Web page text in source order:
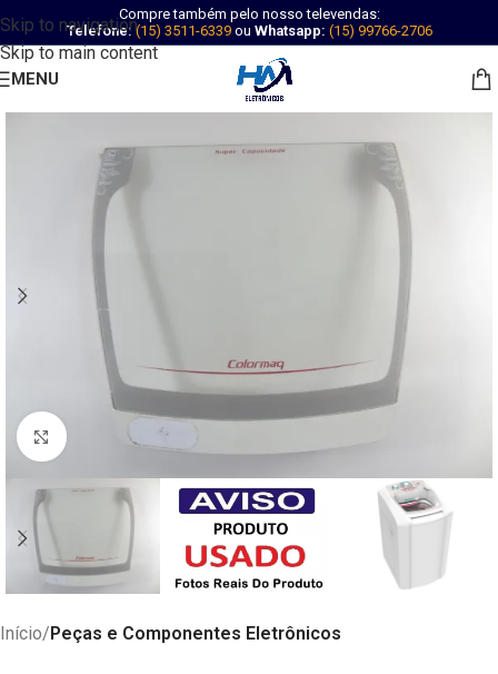
Skip to navigation
Skip to main content
Compre também pelo nosso televendas:
Telefone: (15) 3511-6339ou Whatsapp: (15) 99766-2706
MENU
Abrir imagem
Início Peças e Componentes Eletrônicos